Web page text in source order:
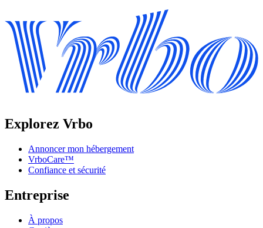
Explorez Vrbo
Annoncer mon hébergement
VrboCare™
Confiance et sécurité
Entreprise
À propos